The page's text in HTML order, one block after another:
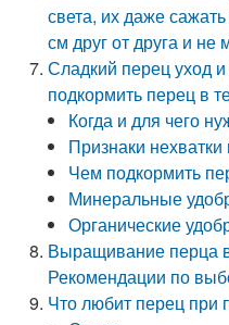
света, их даже
см друг от друга и
Сладкий перец уход
подкормить перец в
Когда и для чего
Признаки
Чем подкормить
Минеральные
Органические
Выращивание перца
Рекомендации по
Что любит перец при